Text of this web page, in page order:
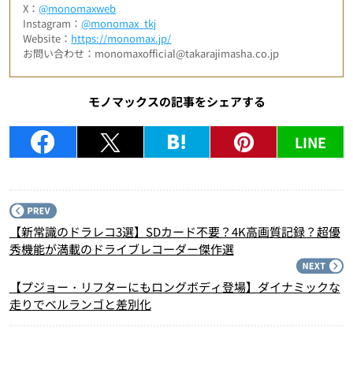
X：@monomaxweb
Instagram：@monomax_tkj
Website： https://monomax.jp/
お問い合わせ：monomaxofficial@takarajimasha.co.jp
モノマックスの記事をシェアする
LINE
【新常識のドラレコ3選】SDカード不要？4K高画質記録？超優
秀機能が満載のドライブレコーダー傑作選
【プジョー・リフターにもロングボディ登場】ダイナミックな
走りでベルランゴと差別化